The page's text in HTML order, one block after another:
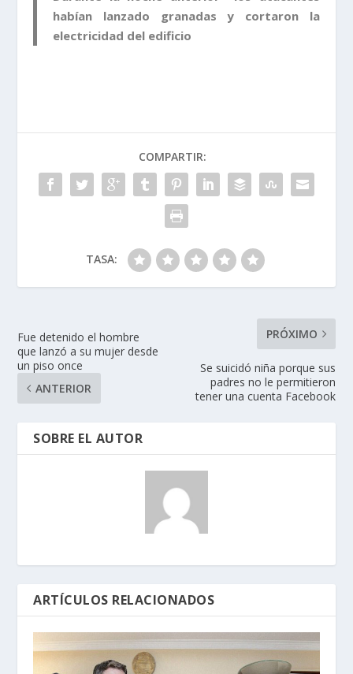
habían lanzado granadas y cortaron la
electricidad del edificio
COMPARTIR:
TASA:
Fue detenido el hombre
que lanzó a su mujer desde
un piso once
ANTERIOR
PRÓXIMO
Se suicidó niña porque sus
padres no le permitieron
tener una cuenta Facebook
SOBRE EL AUTOR
ARTÍCULOS RELACIONADOS